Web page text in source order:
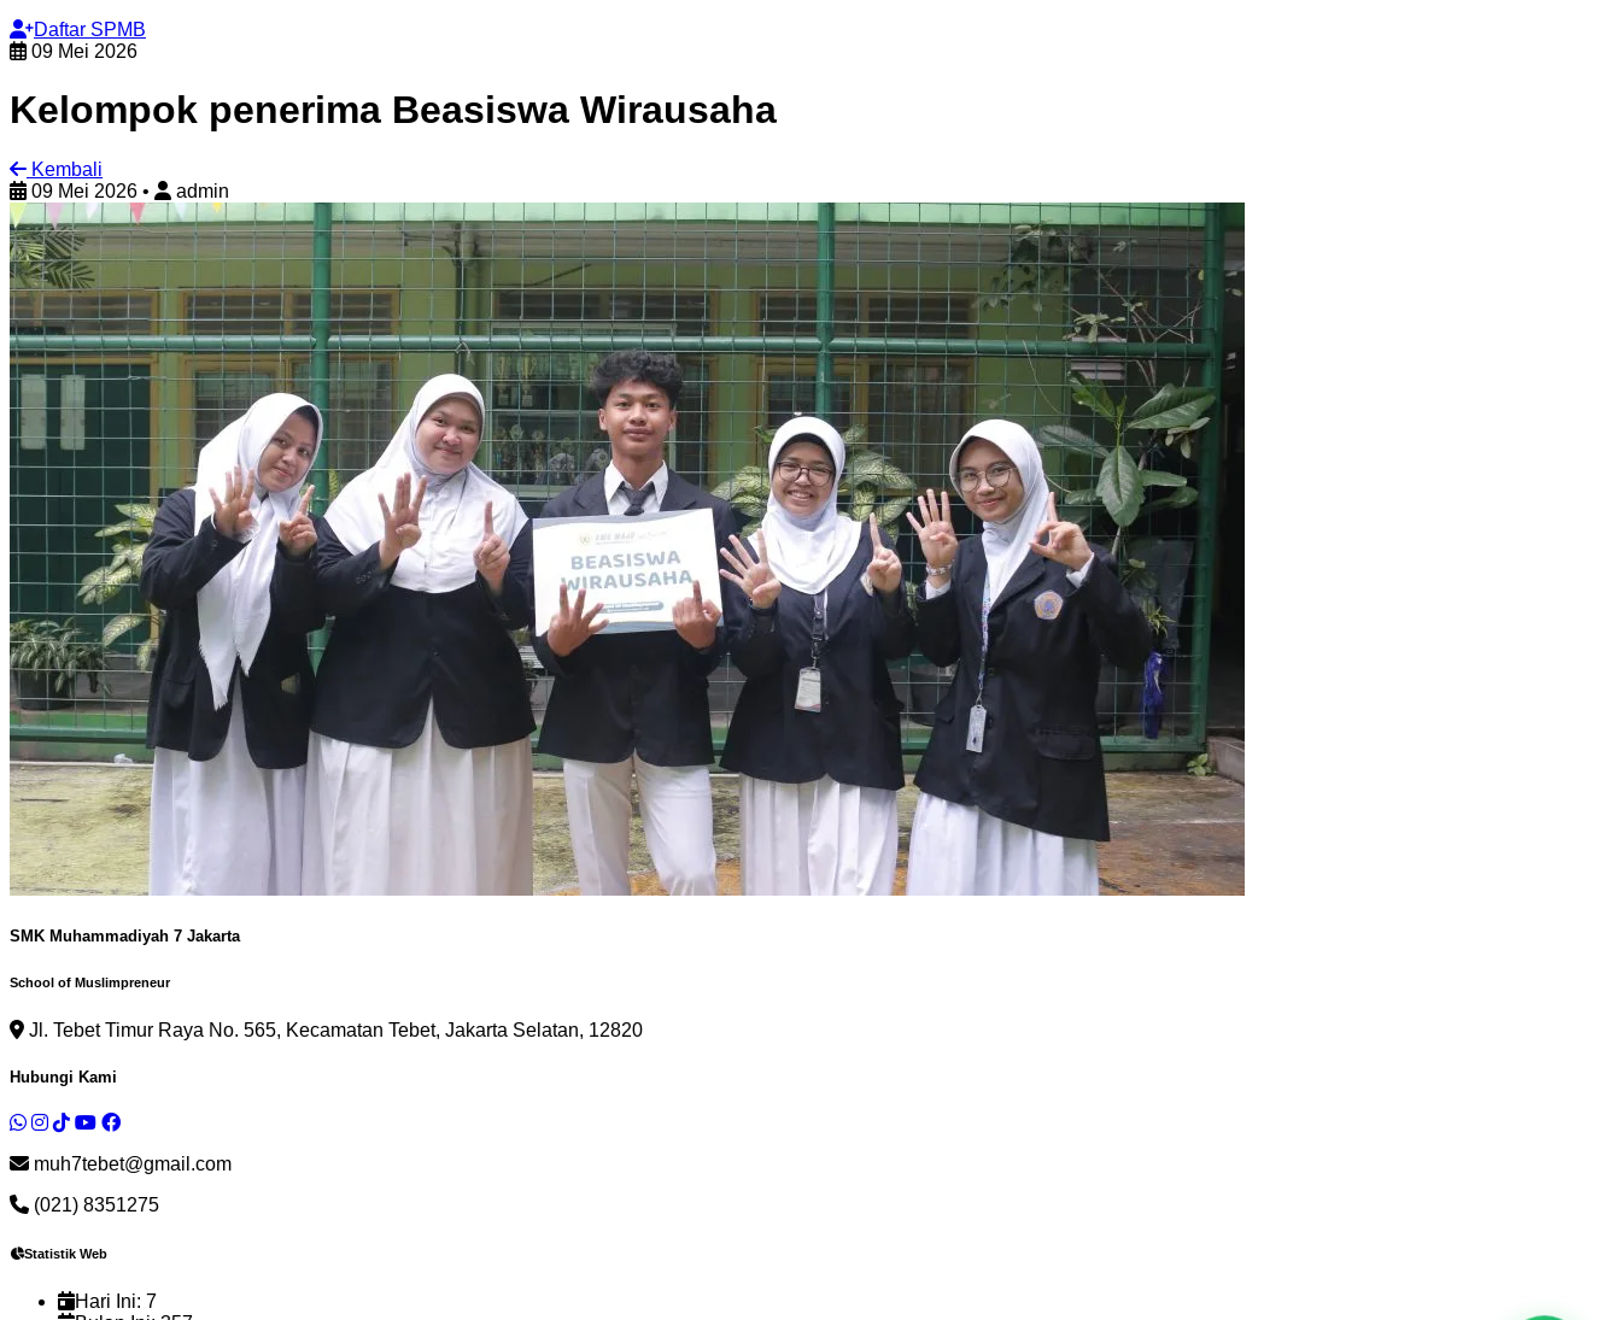
Daftar SPMB
09 Mei 2026
Kelompok penerima Beasiswa Wirausaha
Kembali
09 Mei 2026 • admin
SMK Muhammadiyah 7 Jakarta
School of Muslimpreneur
Jl. Tebet Timur Raya No. 565, Kecamatan Tebet, Jakarta Selatan, 12820
Hubungi Kami
muh7tebet@gmail.com
(021) 8351275
Statistik Web
Hari Ini: 7